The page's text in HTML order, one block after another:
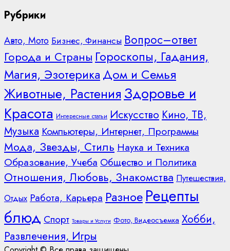
Рубрики
Авто, Мото Бизнес, Финансы Вопрос–ответ
Города и Страны Гороскопы, Гадания,
Магия, Эзотерика Дом и Семья
Животные, Растения Здоровье и
Красота Интересные статьи Искусство Кино, ТВ,
Музыка Компьютеры, Интернет, Программы
Мода, Звезды, Стиль Наука и Техника
Образование, Учеба Общество и Политика
Отношения, Любовь, Знакомства Путешествия,
Отдых Работа, Карьера Разное Рецепты
блюд Спорт Товары и Услуги Фото, Видеосъемка Хобби,
Развлечения, Игры